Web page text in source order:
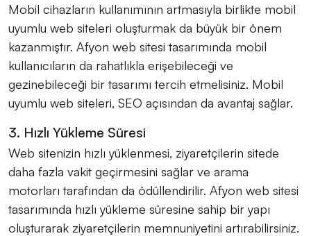
Mobil cihazların kullanımının artmasıyla birlikte mobil
uyumlu web siteleri oluşturmak da büyük bir önem
kazanmıştır. Afyon web sitesi tasarımında mobil
kullanıcıların da rahatlıkla erişebileceği ve
gezinebileceği bir tasarımı tercih etmelisiniz. Mobil
uyumlu web siteleri, SEO açısından da avantaj sağlar.
3. Hızlı Yükleme Süresi
Web sitenizin hızlı yüklenmesi, ziyaretçilerin sitede
daha fazla vakit geçirmesini sağlar ve arama
motorları tarafından da ödüllendirilir. Afyon web sitesi
tasarımında hızlı yükleme süresine sahip bir yapı
oluşturarak ziyaretçilerin memnuniyetini artırabilirsiniz.